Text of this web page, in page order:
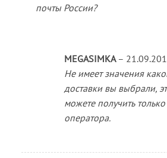
почты России?
MEGASIMKA –
Не имеет значения
доставки вы выбрали,
можете получить
оператора.